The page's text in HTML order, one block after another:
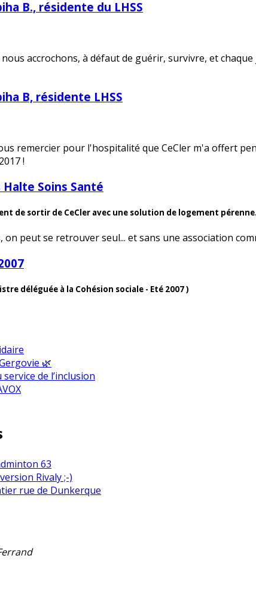
B., résidente du LHSS
accrochons, à défaut de guérir, survivre, et
B, résidente LHSS
remercier pour l'hospitalité que CeCler m'a offert
!
Soins Santé
de sortir de CeCler avec une solution de logement
peut se retrouver seul... et sans une association
déléguée à la Cohésion sociale - Eté 2007 )
🌿
de l’inclusion
63
Rivaly ;-)
rue de Dunkerque